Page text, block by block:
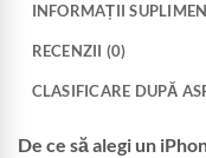
INFORMAȚII
RECENZII (0)
CLASIFICARE DUPĂ
De ce să alegi un